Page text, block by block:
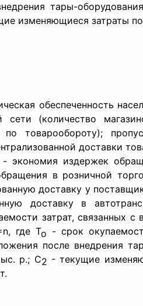
тары-
изменяющиеся затраты
обеспеченность
сети (количество
товарообороту);
доставки
- экономия издержек
в розничной
доставку у
доставку в
затрат, связанных с
где То - срок
после внедрения
р.; С2 - текущие